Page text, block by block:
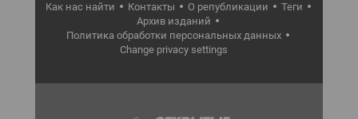
Как нас найти
Контакты О републикации
Теги
Архив изданий
Политика обработки персональных данных
Change privacy settings